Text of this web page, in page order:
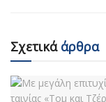
Σχετικάάρθρα